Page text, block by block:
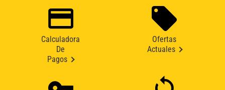
Calculadora
De
Pagos
Ofertas
Actuales